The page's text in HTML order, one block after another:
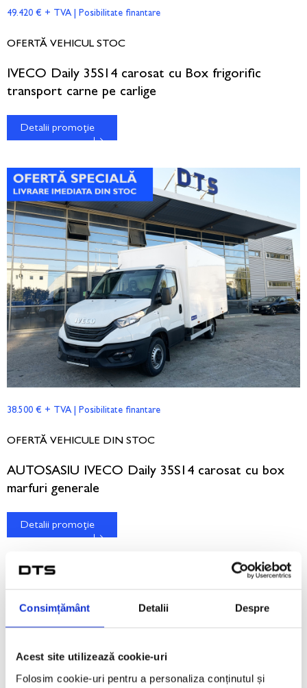
Consimțământ Detalii Despre
Acest site utilizează cookie-uri
Folosim cookie-uri pentru a personaliza conținutul și
49.420 € + TVA | Posibilitate finantare
OFERTĂ VEHICUL STOC
IVECO Daily 35S14 carosat cu Box frigorific
transport carne pe carlige
Detalii promoție
38.500 € + TVA | Posibilitate finantare
OFERTĂ VEHICULE DIN STOC
AUTOSASIU IVECO Daily 35S14 carosat cu box
marfuri generale
Detalii promoție